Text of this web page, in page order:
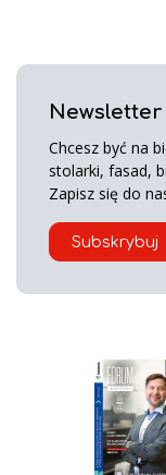
Newsletter
Chcesz być na
stolarki, fasad,
Zapisz się do
Subskrybuj